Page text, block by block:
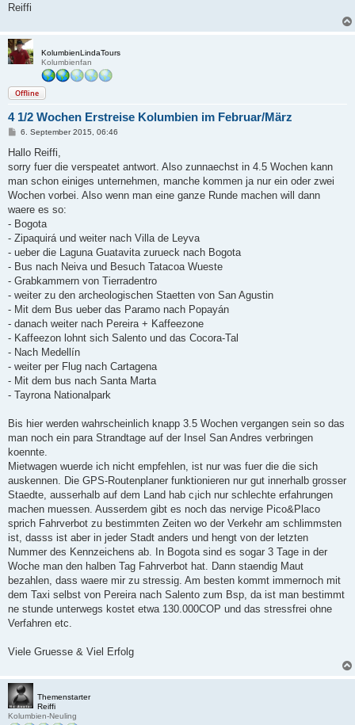
Reiffi
KolumbienLindaTours
Kolumbienfan
Offline
4 1/2 Wochen Erstreise Kolumbien im Februar/März
B
i
r
a
6. September 2015, 06:46
Hallo Reiffi,
sorry fuer die verspeatet antwort. Also zunnaechst in 4.5 Wochen kann
man schon einiges unternehmen, manche kommen ja nur ein oder zwei
Wochen vorbei. Also wenn man eine ganze Runde machen will dann
waere es so:
- Bogota
- Zipaquirá und weiter nach Villa de Leyva
- ueber die Laguna Guatavita zurueck nach Bogota
- Bus nach Neiva und Besuch Tatacoa Wueste
- Grabkammern von Tierradentro
- weiter zu den archeologischen Staetten von San Agustin
- Mit dem Bus ueber das Paramo nach Popayán
- danach weiter nach Pereira + Kaffeezone
- Kaffeezon lohnt sich Salento und das Cocora-Tal
- Nach Medellín
- weiter per Flug nach Cartagena
- Mit dem bus nach Santa Marta
- Tayrona Nationalpark
Bis hier werden wahrscheinlich knapp 3.5 Wochen vergangen sein so das
man noch ein para Strandtage auf der Insel San Andres verbringen
koennte.
Mietwagen wuerde ich nicht empfehlen, ist nur was fuer die die sich
auskennen. Die GPS-Routenplaner funktionieren nur gut innerhalb grosser
Staedte, ausserhalb auf dem Land hab c¡ich nur schlechte erfahrungen
machen muessen. Ausserdem gibt es noch das nervige Pico&Placo
sprich Fahrverbot zu bestimmten Zeiten wo der Verkehr am schlimmsten
ist, dasss ist aber in jeder Stadt anders und hengt von der letzten
Nummer des Kennzeichens ab. In Bogota sind es sogar 3 Tage in der
Woche man den halben Tag Fahrverbot hat. Dann staendig Maut
bezahlen, dass waere mir zu stressig. Am besten kommt immernoch mit
dem Taxi selbst von Pereira nach Salento zum Bsp, da ist man bestimmt
ne stunde unterwegs kostet etwa 130.000COP und das stressfrei ohne
Verfahren etc.
Viele Gruesse & Viel Erfolg
Themenstarter
Reiffi
Kolumbien-Neuling